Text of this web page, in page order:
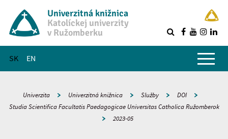
Univerzitná knižnica
Katolíckej univerzity
v Ružomberku
SK EN
Hlavné menu
Univerzita Univerzitná knižnica Služby
DOI
Studia Scientifica Facultatis Paedagogicae Universitas Catholica Ružomberok
2023-05